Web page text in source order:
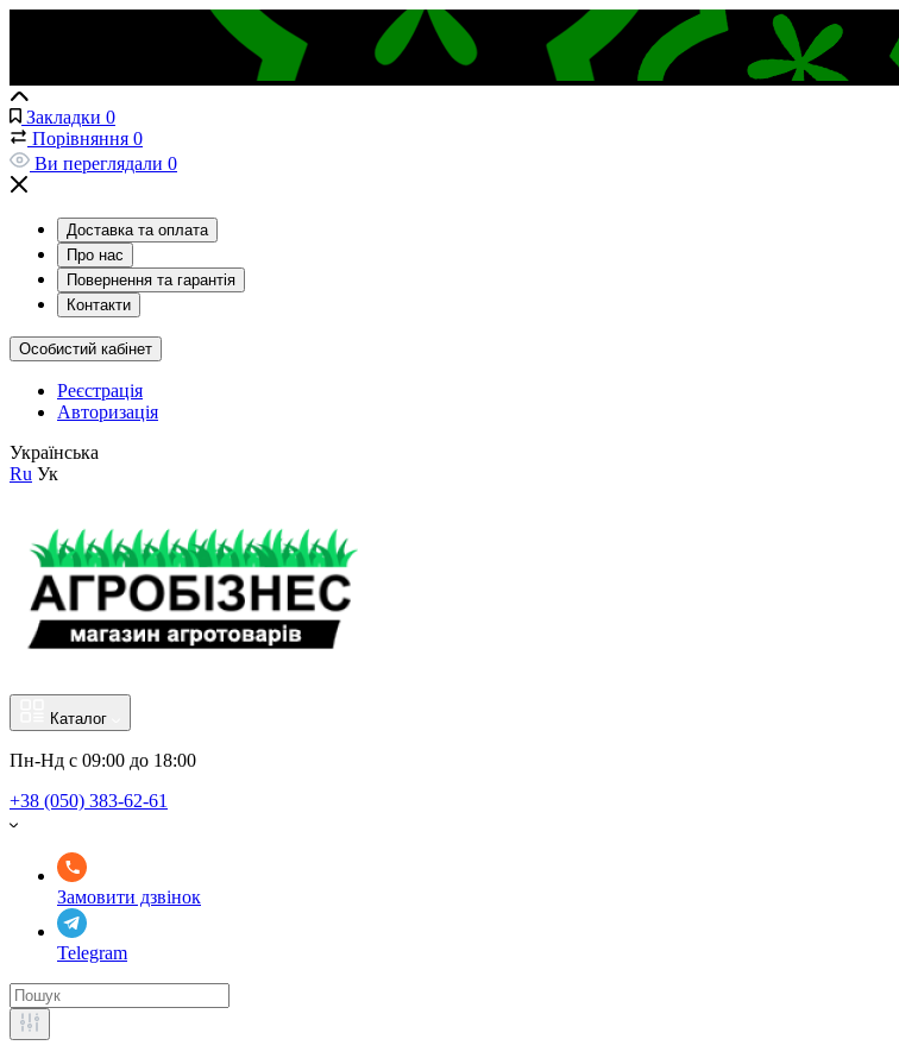
Закладки 0
Порівняння 0
Ви переглядали 0
Доставка та оплата
Про нас
Повернення та гарантія
Контакти
Особистий кабінет
Реєстрація
Авторизація
Українська
Ru Ук
Каталог
Пн-Нд с 09:00 до 18:00
+38 (050) 383-62-61
Замовити дзвінок
Telegram